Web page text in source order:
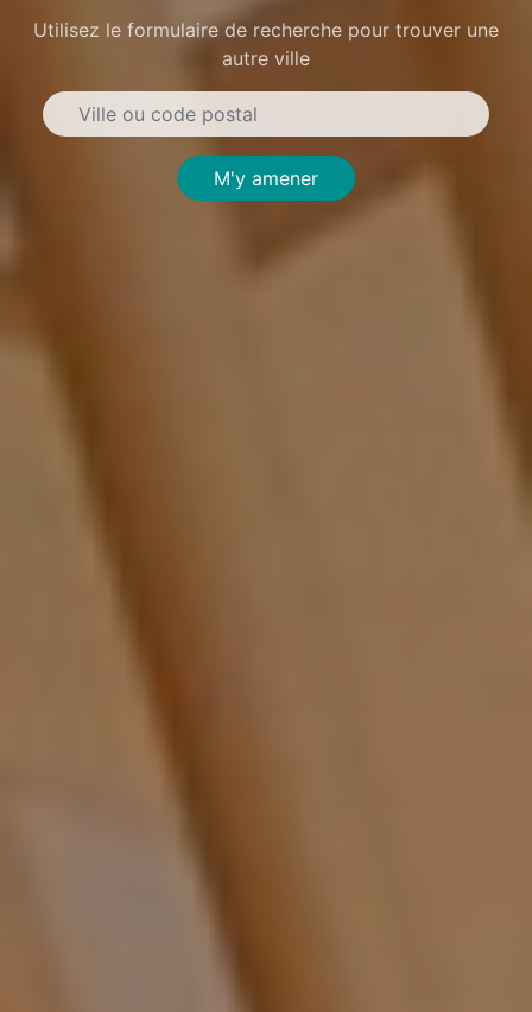
Utilisez le formulaire de recherche pour trouver une
autre ville
M'y amener